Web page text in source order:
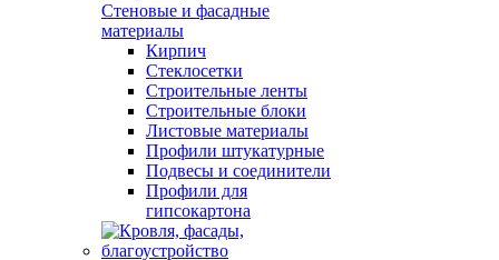
Стеновые и фасадные
материалы
Кирпич
Стеклосетки
Строительные ленты
Строительные блоки
Листовые материалы
Профили штукатурные
Подвесы и соединители
Профили для
гипсокартона